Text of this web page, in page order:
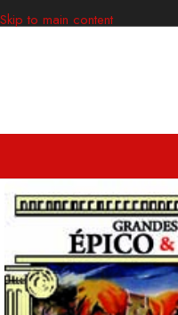
Skip to main content